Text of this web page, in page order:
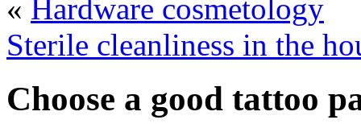
« Hardware cosmetology
Sterile cleanliness in the
Choose a good tattoo